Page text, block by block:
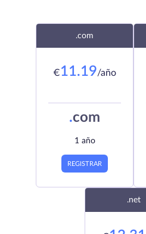
.com
€11.19/año
.com
1 año
REGISTRAR
.net